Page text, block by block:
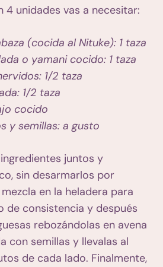
4 unidades vas a necesitar:
(cocida al Nituke): 1 taza
o yamani cocido: 1 taza
1/2 taza
1/2 taza
cocido
y semillas: a gusto
juntos y
sin desarmarlos por
en la heladera para
de consistencia y después
rebozándolas en avena
con semillas y llevalas al
de cada lado. Finalmente,